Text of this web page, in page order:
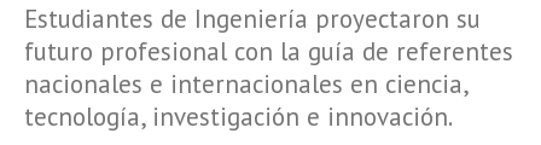
Estudiantes de Ingeniería proyectaron su
futuro profesional con la guía de referentes
nacionales e internacionales en ciencia,
tecnología, investigación e innovación.